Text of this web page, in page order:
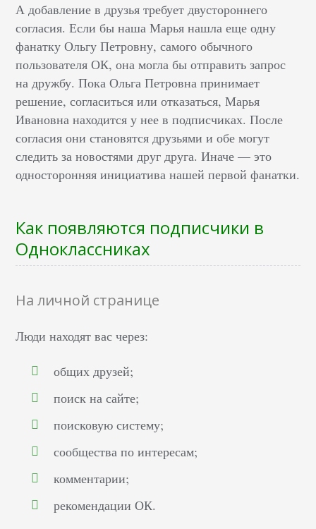
А добавление в друзья требует двустороннего
согласия. Если бы наша Марья нашла еще одну
фанатку Ольгу Петровну, самого обычного
пользователя ОК, она могла бы отправить запрос
на дружбу. Пока Ольга Петровна принимает
решение, согласиться или отказаться, Марья
Ивановна находится у нее в подписчиках. После
согласия они становятся друзьями и обе могут
следить за новостями друг друга. Иначе — это
односторонняя инициатива нашей первой фанатки.
Как появляются подписчики в
Одноклассниках
На личной странице
Люди находят вас через:
общих друзей;
поиск на сайте;
поисковую систему;
сообщества по интересам;
комментарии;
рекомендации ОК.